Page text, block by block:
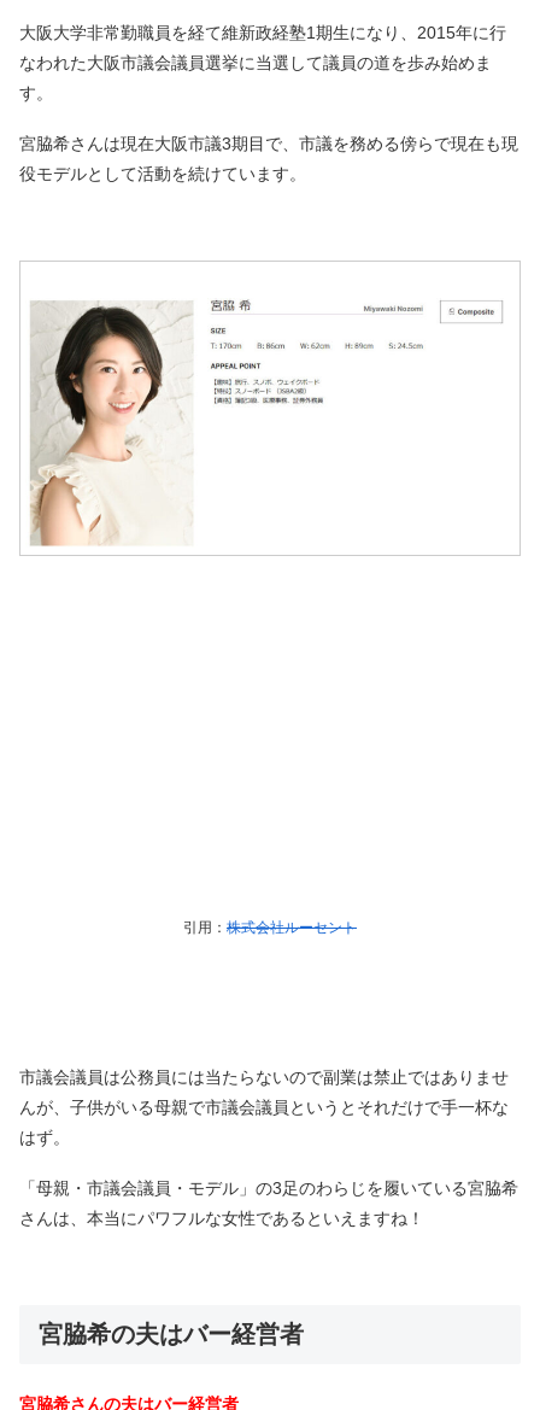
大阪大学非常勤職員を経て維新政経塾1期生になり、2015年に行
なわれた大阪市議会議員選挙に当選して議員の道を歩み始めま
す。
宮脇希さんは現在大阪市議3期目で、市議を務める傍らで現在も現
役モデルとして活動を続けています。
引用： 株式会社ルーセント
市議会議員は公務員には当たらないので副業は禁止ではありませ
んが、子供がいる母親で市議会議員というとそれだけで手一杯な
はず。
「母親・市議会議員・モデル」の3足のわらじを履いている宮脇希
さんは、本当にパワフルな女性であるといえますね！
宮脇希の夫はバー経営者
宮脇希さんの夫はバー経営者